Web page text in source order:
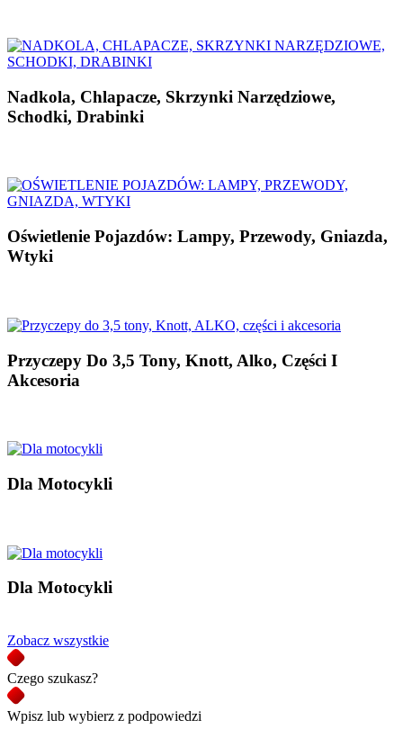
Nadkola, Chlapacze, Skrzynki Narzędziowe,
Schodki, Drabinki
Oświetlenie Pojazdów: Lampy, Przewody, Gniazda,
Wtyki
Przyczepy Do 3,5 Tony, Knott, Alko, Części I
Akcesoria
Dla Motocykli
Dla Motocykli
Zobacz wszystkie
Czego szukasz?
Wpisz lub wybierz z podpowiedzi